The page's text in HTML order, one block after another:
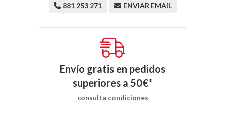
881 253 271 ENVIAR EMAIL
Envío gratis en pedidos
superiores a 50€*
consulta condiciones